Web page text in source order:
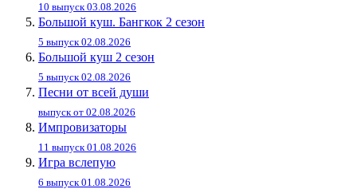
10 выпуск 03.08.2026
Большой куш. Бангкок 2 сезон
5 выпуск 02.08.2026
Большой куш 2 сезон
5 выпуск 02.08.2026
Песни от всей души
выпуск от 02.08.2026
Импровизаторы
11 выпуск 01.08.2026
Игра вслепую
6 выпуск 01.08.2026